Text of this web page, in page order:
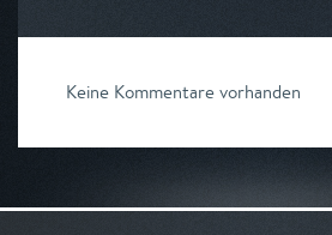
Keine Kommentare vorhanden